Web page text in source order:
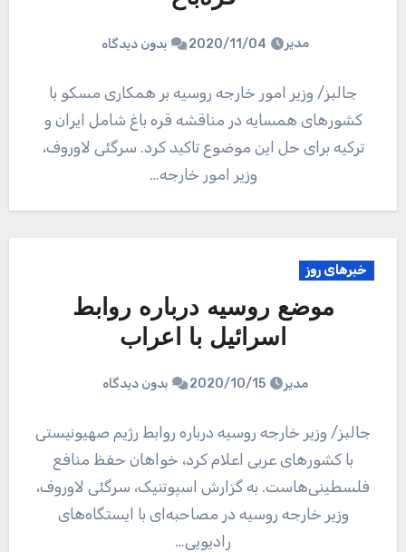
مدیر 2020/11/04 بدون دیدگاه
جالبز/ وزیر امور خارجه روسیه بر همکاری مسکو با
کشورهای همسایه در مناقشه قره باغ شامل ایران و
ترکیه برای حل این موضوع تاکید کرد. سرگئی لاوروف،
وزیر امور خارجه…
خبرهای روز
موضع روسیه درباره روابط
اسرائیل با اعراب
مدیر 2020/10/15 بدون دیدگاه
جالبز/ وزیر خارجه روسیه درباره روابط رژیم صهیونیستی
با کشورهای عربی اعلام کرد، خواهان حفظ منافع
فلسطینی‌هاست. به گزارش اسپوتنیک، سرگئی لاوروف،
وزیر خارجه روسیه در مصاحبه‌ای با ایستگاه‌های
رادیویی…